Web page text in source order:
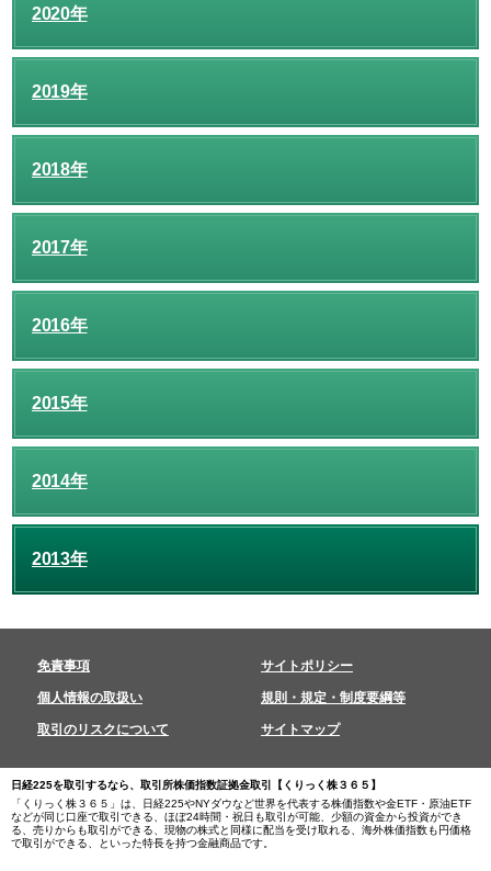
2020年
2019年
2018年
2017年
2016年
2015年
2014年
2013年
免責事項 サイトポリシー
個人情報の取扱い 規則・規定・制度要綱等
取引のリスクについて サイトマップ
日経225を取引するなら、取引所株価指数証拠金取引【くりっく株３６５】
「くりっく株３６５」は、日経225やNYダウなど世界を代表する株価指数や金ETF・原油ETF
などが同じ口座で取引できる、ほぼ24時間・祝日も取引が可能、少額の資金から投資ができ
る、売りからも取引ができる、現物の株式と同様に配当を受け取れる、海外株価指数も円価格
で取引ができる、といった特長を持つ金融商品です。